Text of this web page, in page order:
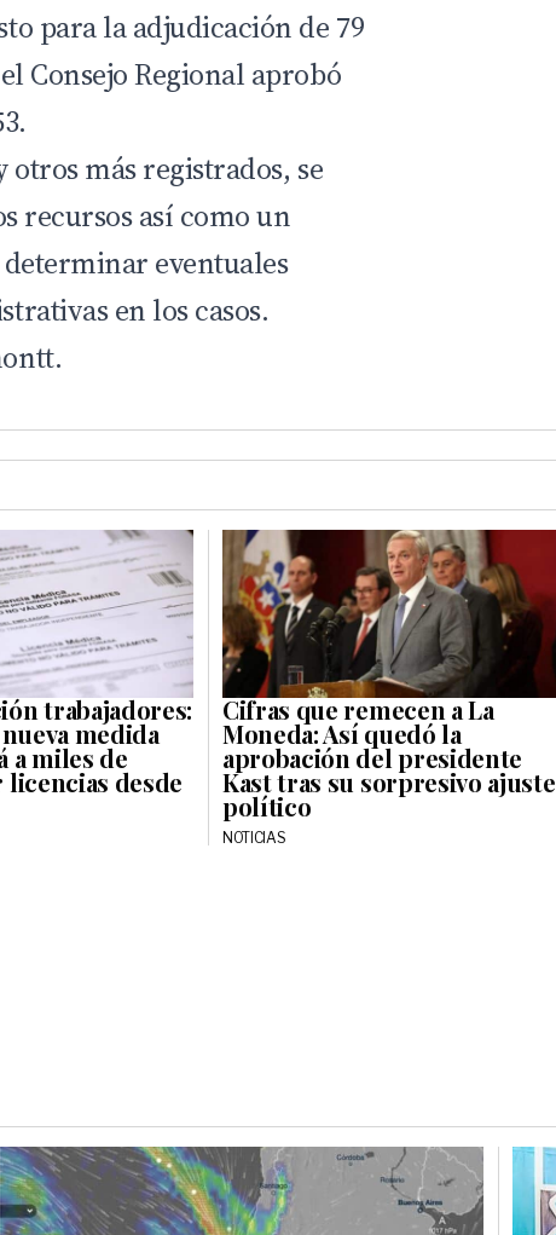
para la adjudicación de 79
Consejo Regional aprobó
otros más registrados, se
recursos así como un
eventuales
en los casos.
trabajadores:
medida
a miles de
desde
Cifras que remecen a La
Moneda: Así quedó la
aprobación del presidente
Kast tras su sorpresivo ajuste
político
NOTICIAS